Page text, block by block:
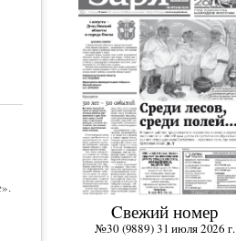
Cвежий номер
№30 (9889) 31 июля 2026 г.